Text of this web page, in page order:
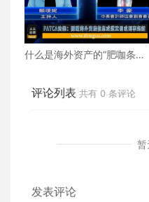
什么是海外资产的“肥咖条
评论列表 共有 0 条评论
暂
发表评论